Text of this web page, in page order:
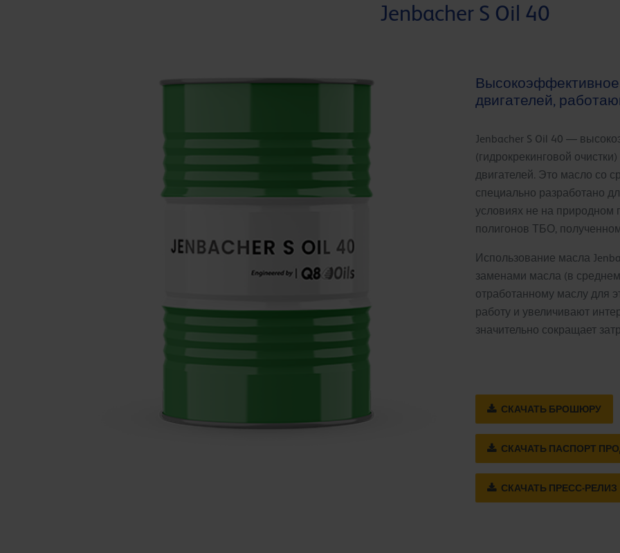
Jenbacher S Oil 40
Высокоэффективное
двигателей,
Jenbacher S Oil 40 —
(гидрокрекинговой
двигателей. Это масло со
специально разработано
условиях не на природном
полигонов ТБО,
Использование масла
заменами масла (в
отработанному маслу для
работу и увеличивают
значительно сокращает
СКАЧАТЬ БРОШЮРУ
СКАЧАТЬ ПАСПОРТ
СКАЧАТЬ ПРЕСС-РЕЛИЗ